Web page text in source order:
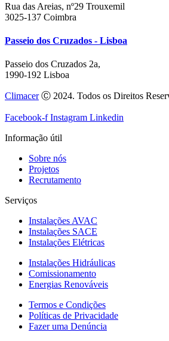
Rua das Areias, nº29 Trouxemil
3025-137 Coimbra
Passeio dos Cruzados - Lisboa
Passeio dos Cruzados 2a,
1990-192 Lisboa
ClimacerⒸ 2024. Todos os Direitos
Facebook-f Instagram Linkedin
Informação útil
Sobre nós
Projetos
Recrutamento
Serviços
Instalações AVAC
Instalações SACE
Instalações Elétricas
Instalações Hidráulicas
Comissionamento
Energias Renováveis
Termos e Condições
Políticas de Privacidade
Fazer uma Denúncia